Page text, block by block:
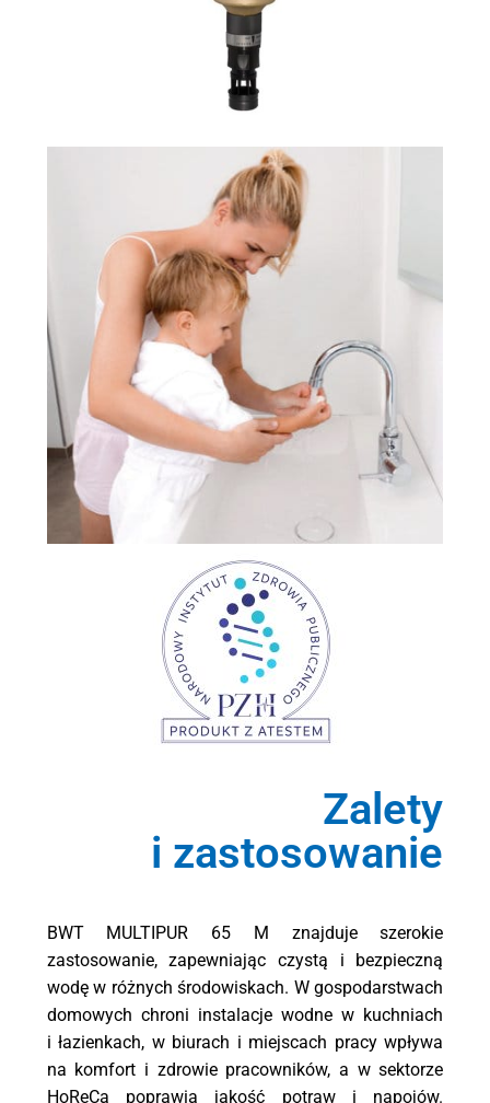
Zalety
i zastosowanie
BWT MULTIPUR 65 M znajduje szerokie
zastosowanie, zapewniając czystą i bezpieczną
wodę w różnych środowiskach. W gospodarstwach
domowych chroni instalacje wodne w kuchniach
i łazienkach, w biurach i miejscach pracy wpływa
na komfort i zdrowie pracowników, a w sektorze
HoReCa poprawia jakość potraw i napojów.